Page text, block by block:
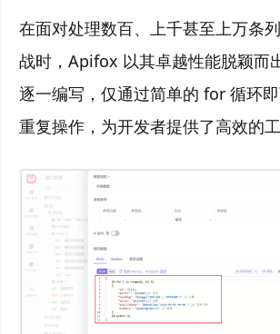
在面对处理数百、上千甚至上万条
战时，Apifox 以其卓越性能脱颖而
逐一编写，仅通过简单的 for 循环
重复操作，为开发者提供了高效的工